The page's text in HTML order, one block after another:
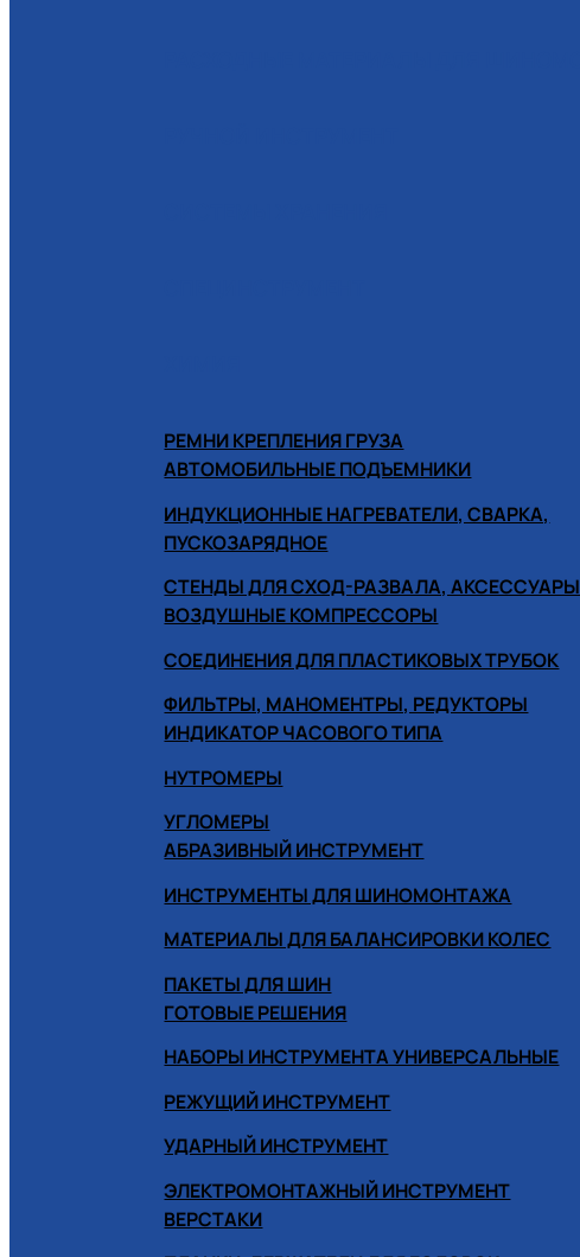
РЕМНИ КРЕПЛЕНИЯ ГРУЗА
АВТОМОБИЛЬНЫЕ ПОДЪЕМНИКИ
ИНДУКЦИОННЫЕ НАГРЕВАТЕЛИ, СВАРКА,
ПУСКОЗАРЯДНОЕ
СТЕНДЫ ДЛЯ СХОД-РАЗВАЛА, АКСЕССУАРЫ
ВОЗДУШНЫЕ КОМПРЕССОРЫ
СОЕДИНЕНИЯ ДЛЯ ПЛАСТИКОВЫХ ТРУБОК
ФИЛЬТРЫ, МАНОМЕНТРЫ, РЕДУКТОРЫ
ИНДИКАТОР ЧАСОВОГО ТИПА
НУТРОМЕРЫ
УГЛОМЕРЫ
АБРАЗИВНЫЙ ИНСТРУМЕНТ
ИНСТРУМЕНТЫ ДЛЯ ШИНОМОНТАЖА
МАТЕРИАЛЫ ДЛЯ БАЛАНСИРОВКИ КОЛЕС
ПАКЕТЫ ДЛЯ ШИН
ГОТОВЫЕ РЕШЕНИЯ
НАБОРЫ ИНСТРУМЕНТА УНИВЕРСАЛЬНЫЕ
РЕЖУЩИЙ ИНСТРУМЕНТ
УДАРНЫЙ ИНСТРУМЕНТ
ЭЛЕКТРОМОНТАЖНЫЙ ИНСТРУМЕНТ
ВЕРСТАКИ